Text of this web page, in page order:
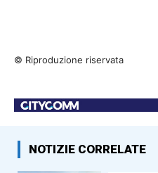
© Riproduzione riservata
NOTIZIE CORRELATE